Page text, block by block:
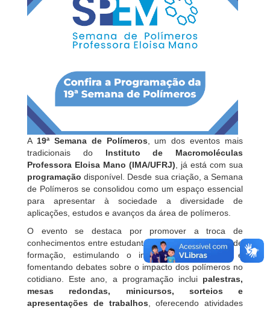
A 19ª Semana de Polímeros , um dos eventos mais
tradicionais do Instituto de Macromoléculas
Professora Eloisa Mano (IMA/UFRJ) , já está com sua
programação disponível. Desde sua criação, a Semana
de Polímeros se consolidou como um espaço essencial
para apresentar à sociedade a diversidade de
aplicações, estudos e avanços da área de polímeros.
O evento se destaca por promover a troca de
conhecimentos entre estudantes de diferentes níveis de
formação, estimulando o interesse pela ciência e
fomentando debates sobre o impacto dos polímeros no
cotidiano. Este ano, a programação inclui palestras,
mesas redondas, minicursos, sorteios e
apresentações de trabalhos , oferecendo atividades